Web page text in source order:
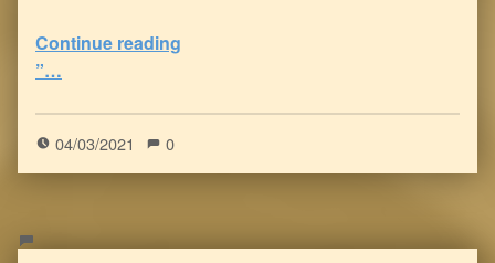
Continue reading
”…
04/03/2021 0